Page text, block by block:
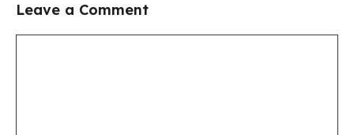
Leave a Comment